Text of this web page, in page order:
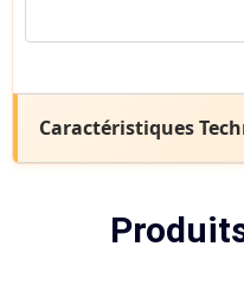
Caractéristiques